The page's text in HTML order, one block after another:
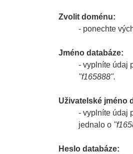
Zvolit doménu:
- ponechte
Jméno databáze:
- vyplníte údaj
"f165888".
Uživatelské jméno
- vyplníte údaj
jednalo o
Heslo databáze: